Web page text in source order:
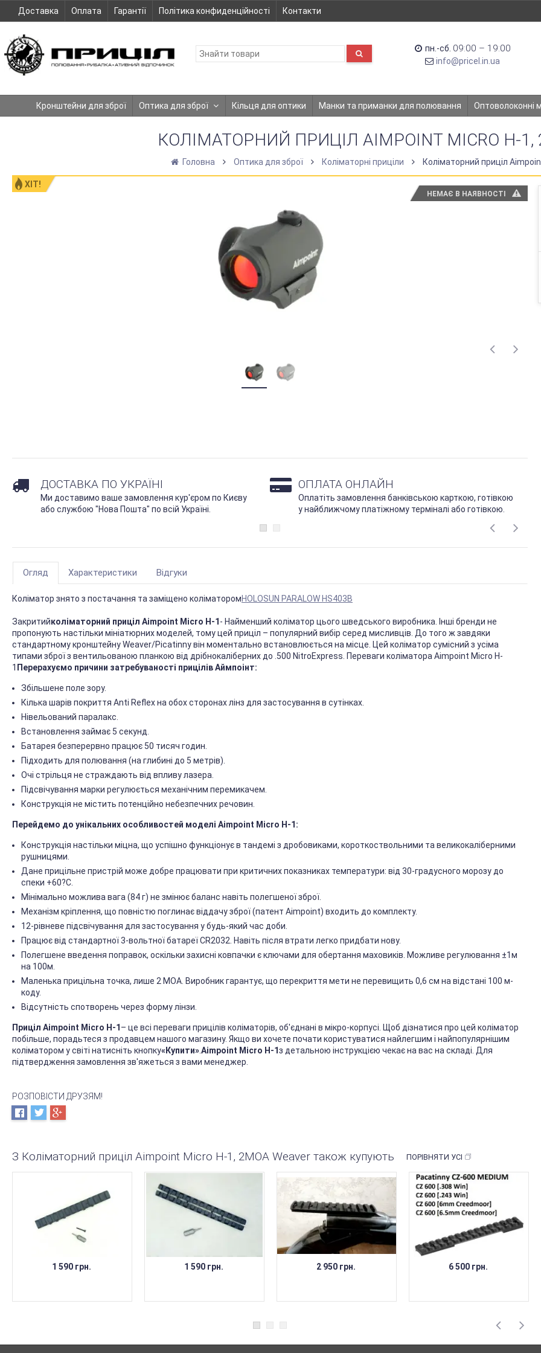
Доставка Оплата Гарантії Політика конфиденційності Контакти
пн.-сб. 09:00 – 19:00
info@pricel.in.ua
Кронштейни для зброї Оптика для зброї Кільця для оптики Манки та приманки для полювання Оптоволоконні
КОЛІМАТОРНИЙ ПРИЦІЛ AIMPOINT MICRO H-1,
Головна Оптика для зброї Коліматорні приціли Коліматорний приціл
ХІТ!
НЕМАЄ В НАЯВНОСТІ
ДОСТАВКА ПО УКРАЇНІ
Ми доставимо ваше замовлення кур'єром по Києву
або службою "Нова Пошта" по всій Україні.
ОПЛАТА ОНЛАЙН
Оплатіть замовлення банківською карткою, готівкою
у найближчому платіжному терміналі або готівкою.
Огляд Характеристики Відгуки
Коліматор знято з постачання та заміщено коліматоромHOLOSUN PARALOW HS403B
Закритийколіматорний приціл Aimpoint Micro H-1- Найменший коліматор цього шведського виробника. Інші бренди не
пропонують настільки мініатюрних моделей, тому цей приціл – популярний вибір серед мисливців. До того ж завдяки
стандартному кронштейну Weaver/Picatinny він моментально встановлюється на місце. Цей коліматор сумісний з усіма
типами зброї з вентильованою планкою від дрібнокаліберних до .500 NitroExpress. Переваги коліматора Aimpoint Micro H-
1 Перерахуємо причини затребуваності прицілів Аймпоінт:
Збільшене поле зору.
Кілька шарів покриття Anti Reflex на обох сторонах лінз для застосування в сутінках.
Нівельований паралакс.
Встановлення займає 5 секунд.
Батарея безперервно працює 50 тисяч годин.
Підходить для полювання (на глибині до 5 метрів).
Очі стрільця не страждають від впливу лазера.
Підсвічування марки регулюється механічним перемикачем.
Конструкція не містить потенційно небезпечних речовин.
Перейдемо до унікальних особливостей моделі Aimpoint Micro H-1:
Конструкція настільки міцна, що успішно функціонує в тандемі з дробовиками, короткоствольними та великокаліберними
рушницями.
Дане прицільне пристрій може добре працювати при критичних показниках температури: від 30-градусного морозу до
спеки +60?С.
Мінімально можлива вага (84 г) не змінює баланс навіть полегшеної зброї.
Механізм кріплення, що повністю поглинає віддачу зброї (патент Aimpoint) входить до комплекту.
12-рівневе підсвічування для застосування у будь-який час доби.
Працює від стандартної 3-вольтної батареї CR2032. Навіть після втрати легко придбати нову.
Полегшене введення поправок, оскільки захисні ковпачки є ключами для обертання маховиків. Можливе регулювання ±1м
на 100м.
Маленька прицільна точка, лише 2 МОА. Виробник гарантує, що перекриття мети не перевищить 0,6 см на відстані 100 м-
коду.
Відсутність спотворень через форму лінзи.
Приціл Aimpoint Micro H-1– це всі переваги прицілів коліматорів, об'єднані в мікро-корпусі. Щоб дізнатися про цей коліматор
побільше, порадьтеся з продавцем нашого магазину. Якщо ви хочете почати користуватися найлегшим і найпопулярнішим
коліматором у світі натисніть кнопку«Купити»Aimpoint Micro H-1з детальною інструкцією чекає на вас на складі. Для
підтвердження замовлення зв'яжеться з вами менеджер.
РОЗПОВІСТИ ДРУЗЯМ!
З Коліматорний приціл Aimpoint Micro H-1, 2MOA Weaver також купують ПОРІВНЯТИ УСІ
1 590 грн. 1 590 грн. 2 950 грн. 6 500 грн.